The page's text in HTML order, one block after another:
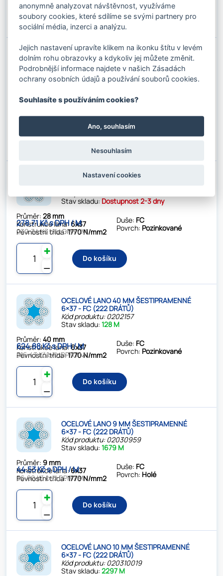
⚊
✚
Do košíku
OCELOVÉ LANO 26 MM ŠESTIPRAMENNÉ
6×37 - FC (222 DRÁTŮ)
Kód produktu: 0202125
Stav skladu:591 M
Konstrukce lana:6x37
Duše:FC
Povrch:
254.10 Kč s DPH / M
Do košíku
OCELOVÉ LANO 28 MM ŠESTIPRAMENNÉ
Stav skladu: Dostupnost 2-3 dny
Průměr:28 mm
Konstrukce lana: 6x37
Pevnostní třída:1770 N/mm2
Duše: FC
Povrch: Pozinkované
278.71 Kč s DPH / M
230.34 Kč bez DPH / M
⚊
✚
Do košíku
OCELOVÉ LANO 40 MM ŠESTIPRAMENNÉ
6×37 - FC (222 DRÁTŮ)
Kód produktu: 0202157
Stav skladu:128 M
Průměr:40 mm
Konstrukce lana:6x37
Pevnostní třída:1770 N/mm2
Duše: FC
Povrch: Pozinkované
624.88 Kč s DPH / M
516.43 Kč bez DPH / M
⚊
✚
Do košíku
OCELOVÉ LANO 9 MM ŠESTIPRAMENNÉ
6×37 - FC (222 DRÁTŮ)
Kód produktu: 02030959
Stav skladu:1679 M
Průměr: 9 mm
Konstrukce lana:6x37
Pevnostní třída:1770 N/mm2
Duše: FC
Povrch: Holé
44.53 Kč s DPH / M
36.80 Kč bez DPH / M
⚊
✚
Do košíku
OCELOVÉ LANO 10 MM ŠESTIPRAMENNÉ
6×37 - FC (222 DRÁTŮ)
Kód produktu: 020310019
Stav skladu:2297 M
anonymně analyzovat návštěvnost, využíváme
soubory cookies, které sdílíme se svými partnery pro
sociální média, inzerci a analýzu.
Jejich nastavení upravíte klikem na ikonku štítu v levém
dolním rohu obrazovky a kdykoliv jej můžete změnit.
Podrobnější informace najdete v našich Zásadách
ochrany osobních údajů a používání souborů cookies.
Souhlasíte s používáním cookies?
Ano, souhlasím
Nesouhlasím
Nastavení cookies